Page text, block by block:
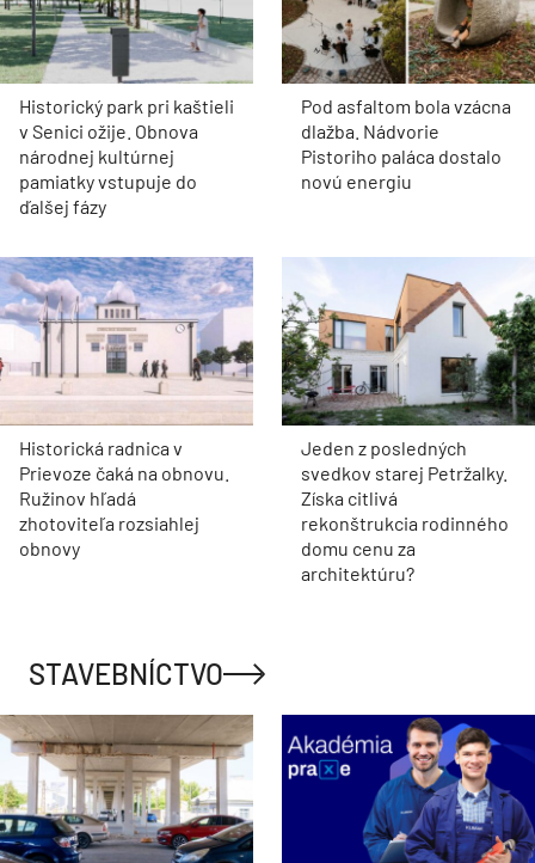
Historický park pri kaštieli
v Senici ožije. Obnova
národnej kultúrnej
pamiatky vstupuje do
ďalšej fázy
Pod asfaltom bola vzácna
dlažba. Nádvorie
Pistoriho paláca dostalo
novú energiu
Historická radnica v
Prievoze čaká na obnovu.
Ružinov hľadá
zhotoviteľa rozsiahlej
obnovy
Jeden z posledných
svedkov starej Petržalky.
Získa citlivá
rekonštrukcia rodinného
domu cenu za
architektúru?
STAVEBNÍCTVO